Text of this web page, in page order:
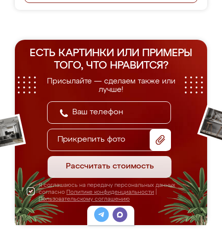
ЕСТЬ КАРТИНКИ ИЛИ ПРИМЕРЫ
ТОГО, ЧТО НРАВИТСЯ?
Присылайте — сделаем также или
лучше!
Прикрепить фото
Рассчитать стоимость
Я соглашаюсь на передачу персональных данных
согласно Политике конфиденциальности
Пользовательскому соглашению